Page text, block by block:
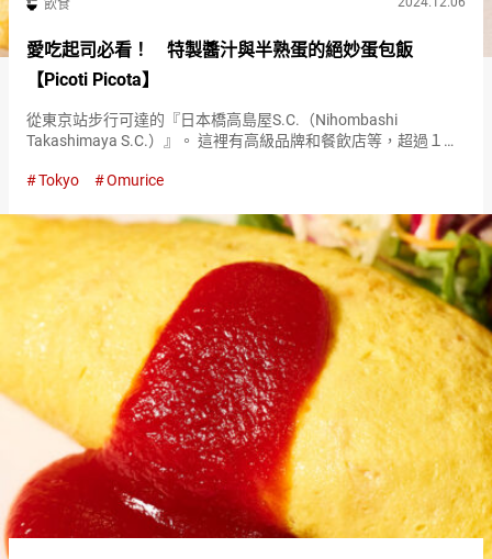
飲食
愛吃起司必看！ 特製醬汁與半熟蛋的絕妙蛋包飯
【Picoti Picota】
從東京站步行可達的『日本橋高島屋S.C.（Nihombashi
Takashimaya S.C.）』。 這裡有高級品牌和餐飲店等，超過１０
屋S.C.（Nihombashi Takas…
Tokyo Omurice